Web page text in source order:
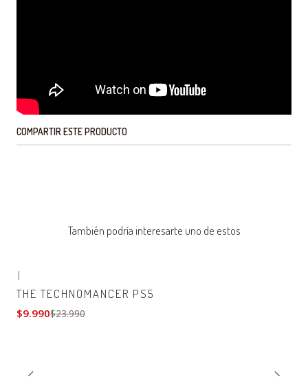
COMPARTIR ESTE PRODUCTO
También podría interesarte uno de estos
|
THE TECHNOMANCER PS5
$9.990$23.990